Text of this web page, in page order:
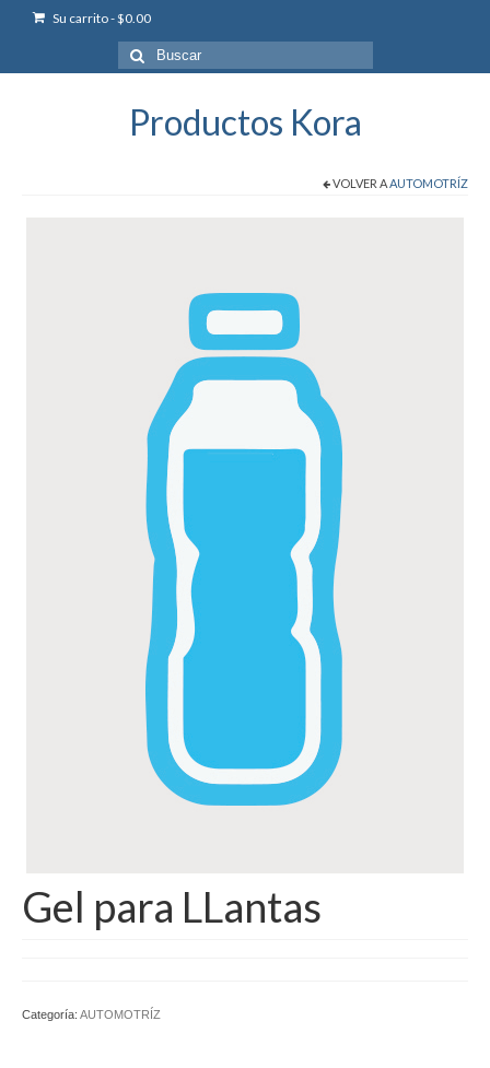
Su carrito-$0.00
Buscar
por:
Productos Kora
VOLVER AAUTOMOTRÍZ
Gel para LLantas
Categoría: AUTOMOTRÍZ